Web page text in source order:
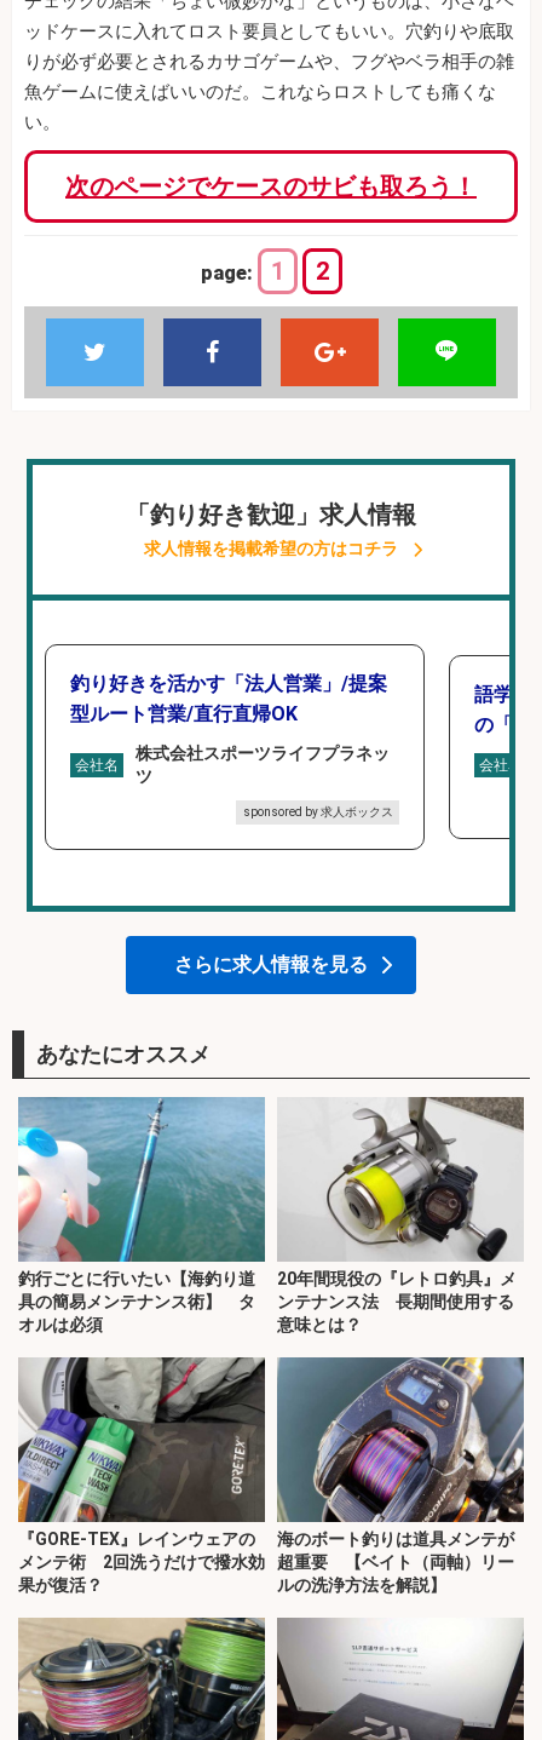
ッドケースに入れてロスト要員としてもいい。穴釣りや底取
りが必ず必要とされるカサゴゲームや、フグやベラ相手の雑
魚ゲームに使えばいいのだ。これならロストしても痛くな
い。
次のページでケースのサビも取ろう！
page: 1 2
「釣り好き歓迎」求人情報
求人情報を掲載希望の方はコチラ
釣り好きを活かす「法人営業」/提案
型ルート営業/直行直帰OK
会社名
株式会社スポーツライフプラネッ
ツ
sponsored by 求人ボックス
語学力
の「海
会社名
さらに求人情報を見る
あなたにオススメ
釣行ごとに行いたい【海釣り道
具の簡易メンテナンス術】 タ
オルは必須
20年間現役の『レトロ釣具』メ
ンテナンス法 長期間使用する
意味とは？
『GORE-TEX』レインウェアの
メンテ術 2回洗うだけで撥水効
果が復活？
海のボート釣りは道具メンテが
超重要 【ベイト（両軸）リー
ルの洗浄方法を解説】